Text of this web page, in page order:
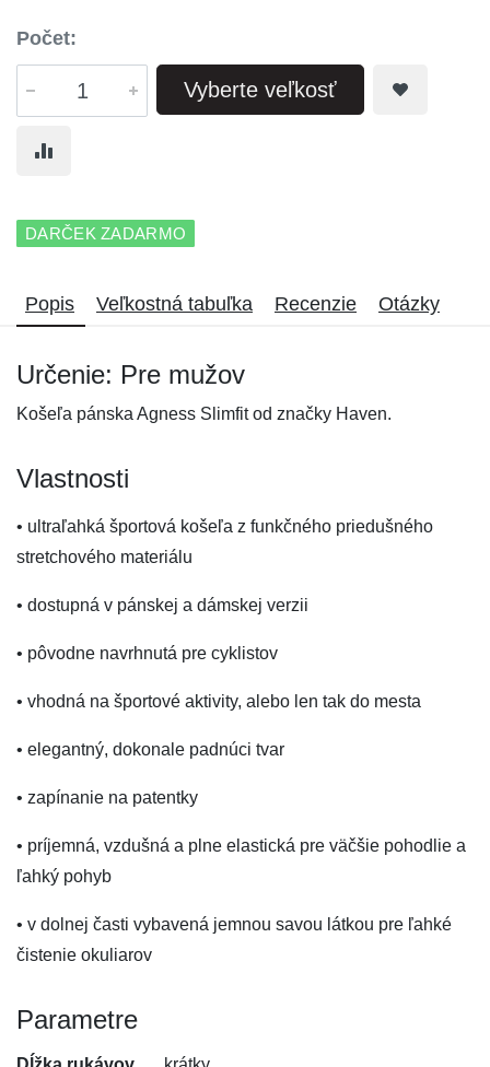
Počet:
Vyberte veľkosť
DARČEK ZADARMO
Popis Veľkostná tabuľka Recenzie Otázky
Určenie: Pre mužov
Košeľa pánska Agness Slimfit od značky Haven.
Vlastnosti
• ultraľahká športová košeľa z funkčného priedušného
stretchového materiálu
• dostupná v pánskej a dámskej verzii
• pôvodne navrhnutá pre cyklistov
• vhodná na športové aktivity, alebo len tak do mesta
• elegantný, dokonale padnúci tvar
• zapínanie na patentky
• príjemná, vzdušná a plne elastická pre väčšie pohodlie a
ľahký pohyb
• v dolnej časti vybavená jemnou savou látkou pre ľahké
čistenie okuliarov
Parametre